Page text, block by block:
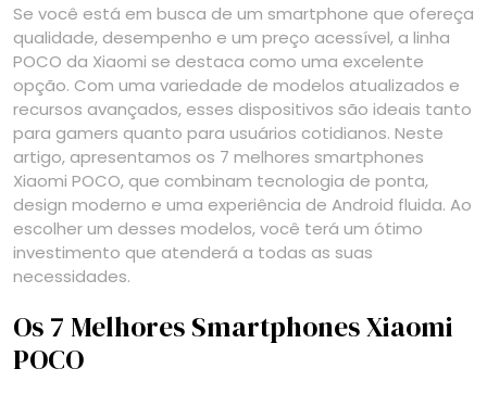
Se você está em busca de um smartphone que ofereça
qualidade, desempenho e um preço acessível, a linha
POCO da Xiaomi se destaca como uma excelente
opção. Com uma variedade de modelos atualizados e
recursos avançados, esses dispositivos são ideais tanto
para gamers quanto para usuários cotidianos. Neste
artigo, apresentamos os 7 melhores smartphones
Xiaomi POCO, que combinam tecnologia de ponta,
design moderno e uma experiência de Android fluida. Ao
escolher um desses modelos, você terá um ótimo
investimento que atenderá a todas as suas
necessidades.
Os 7 Melhores Smartphones Xiaomi
POCO